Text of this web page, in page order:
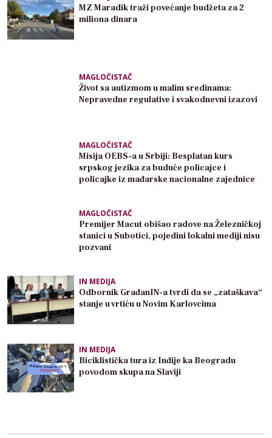
MZ Maradik traži povećanje budžeta za 2
miliona dinara
MAGLOČISTAČ
Život sa autizmom u malim sredinama:
Nepravedne regulative i svakodnevni izazovi
MAGLOČISTAČ
Misija OEBS-a u Srbiji: Besplatan kurs
srpskog jezika za buduće policajce i
policajke iz mađarske nacionalne zajednice
MAGLOČISTAČ
Premijer Macut obišao radove na Železničkoj
stanici u Subotici, pojedini lokalni mediji nisu
pozvani
IN MEDIJA
Odbornik GrađanIN-a tvrdi da se „zataškava“
stanje u vrtiću u Novim Karlovcima
IN MEDIJA
Biciklistička tura iz Inđije ka Beogradu
povodom skupa na Slaviji